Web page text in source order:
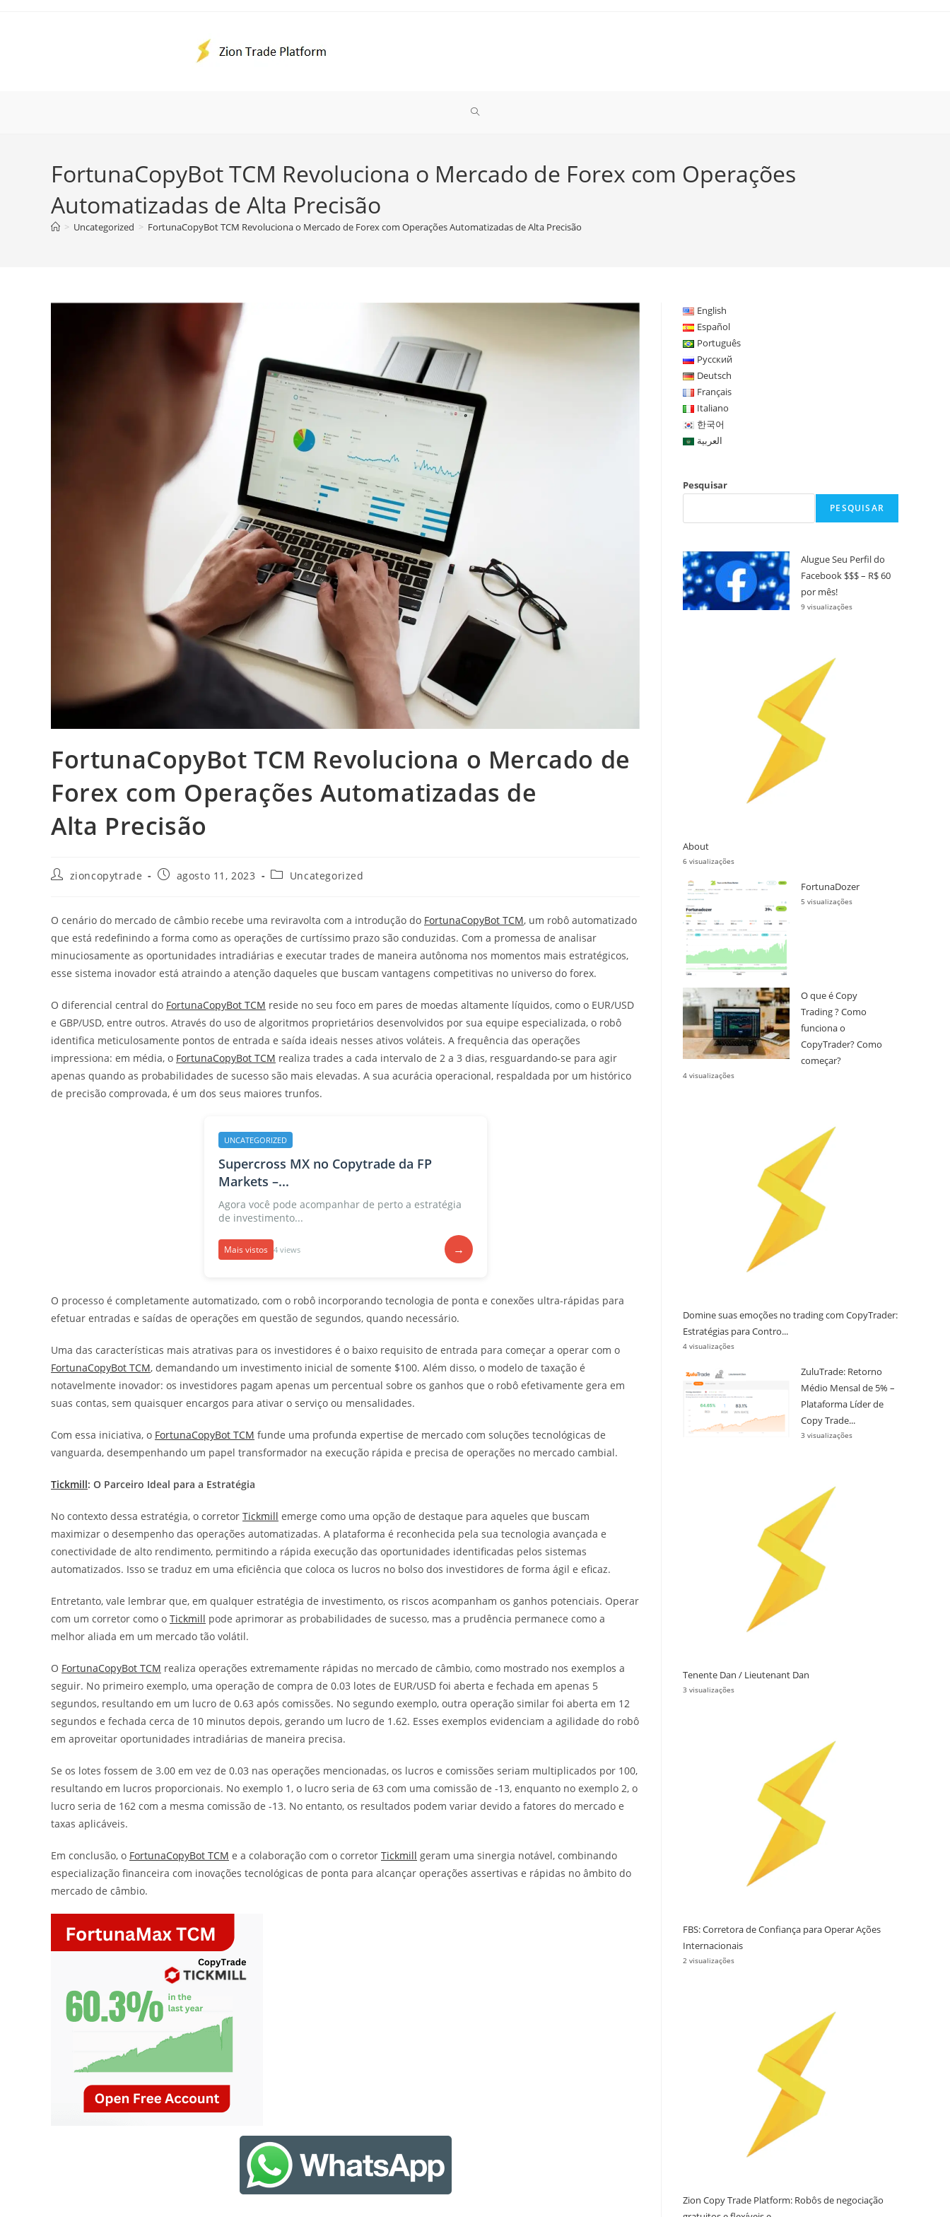
ALTERNAR
FortunaCopyBot TCM Revoluciona o Mercado de Forex com Operações
Automatizadas de Alta Precisão
> Uncategorized > FortunaCopyBot TCM Revoluciona o Mercado de Forex com Operações Automatizadas de Alta Precisão
FortunaCopyBot TCM Revoluciona o Mercado de
Forex com Operações Automatizadas de
Alta Precisão
Autorzioncopytrade
Postagosto 11, 2023
Categoria
Uncategorized
O cenário do mercado de câmbio recebe uma reviravolta com a introdução do FortunaCopyBot TCM, um robô automatizado
que está redefinindo a forma como as operações de curtíssimo prazo são conduzidas. Com a promessa de analisar
minuciosamente as oportunidades intradiárias e executar trades de maneira autônoma nos momentos mais estratégicos,
esse sistema inovador está atraindo a atenção daqueles que buscam vantagens competitivas no universo do forex.
O diferencial central do FortunaCopyBot TCM reside no seu foco em pares de moedas altamente líquidos, como o EUR/USD
e GBP/USD, entre outros. Através do uso de algoritmos proprietários desenvolvidos por sua equipe especializada, o robô
identifica meticulosamente pontos de entrada e saída ideais nesses ativos voláteis. A frequência das operações
impressiona: em média, o FortunaCopyBot TCM realiza trades a cada intervalo de 2 a 3 dias, resguardando-se para agir
apenas quando as probabilidades de sucesso são mais elevadas. A sua acurácia operacional, respaldada por um histórico
de precisão comprovada, é um dos seus maiores trunfos.
UNCATEGORIZED
Supercross MX no Copytrade da FP
Markets –...
Agora você pode acompanhar de perto a estratégia
de investimento...
Mais vistos 4 views →
O processo é completamente automatizado, com o robô incorporando tecnologia de ponta e conexões ultra-rápidas para
efetuar entradas e saídas de operações em questão de segundos, quando necessário.
Uma das características mais atrativas para os investidores é o baixo requisito de entrada para começar a operar com o
FortunaCopyBot TCM, demandando um investimento inicial de somente $100. Além disso, o modelo de taxação é
notavelmente inovador: os investidores pagam apenas um percentual sobre os ganhos que o robô efetivamente gera em
suas contas, sem quaisquer encargos para ativar o serviço ou mensalidades.
Com essa iniciativa, o FortunaCopyBot TCM funde uma profunda expertise de mercado com soluções tecnológicas de
vanguarda, desempenhando um papel transformador na execução rápida e precisa de operações no mercado cambial.
Tickmill: O Parceiro Ideal para a Estratégia
No contexto dessa estratégia, o corretor Tickmill emerge como uma opção de destaque para aqueles que buscam
maximizar o desempenho das operações automatizadas. A plataforma é reconhecida pela sua tecnologia avançada e
conectividade de alto rendimento, permitindo a rápida execução das oportunidades identificadas pelos sistemas
automatizados. Isso se traduz em uma eficiência que coloca os lucros no bolso dos investidores de forma ágil e eficaz.
Entretanto, vale lembrar que, em qualquer estratégia de investimento, os riscos acompanham os ganhos potenciais. Operar
com um corretor como o Tickmill pode aprimorar as probabilidades de sucesso, mas a prudência permanece como a
melhor aliada em um mercado tão volátil.
O FortunaCopyBot TCM realiza operações extremamente rápidas no mercado de câmbio, como mostrado nos exemplos a
seguir. No primeiro exemplo, uma operação de compra de 0.03 lotes de EUR/USD foi aberta e fechada em apenas 5
segundos, resultando em um lucro de 0.63 após comissões. No segundo exemplo, outra operação similar foi aberta em 12
segundos e fechada cerca de 10 minutos depois, gerando um lucro de 1.62. Esses exemplos evidenciam a agilidade do robô
em aproveitar oportunidades intradiárias de maneira precisa.
Se os lotes fossem de 3.00 em vez de 0.03 nas operações mencionadas, os lucros e comissões seriam multiplicados por 100,
resultando em lucros proporcionais. No exemplo 1, o lucro seria de 63 com uma comissão de -13, enquanto no exemplo 2, o
lucro seria de 162 com a mesma comissão de -13. No entanto, os resultados podem variar devido a fatores do mercado e
taxas aplicáveis.
Em conclusão, o FortunaCopyBot TCM e a colaboração com o corretor Tickmill geram uma sinergia notável, combinando
especialização financeira com inovações tecnológicas de ponta para alcançar operações assertivas e rápidas no âmbito do
mercado de câmbio.
English
Español
Português
Русский
Deutsch
Français
Italiano
한국어
العربية
Pesquisar
PESQUISAR
Alugue Seu Perfil do
Facebook $$$ – R$ 60
por mês!
9 visualizações
About
6 visualizações
FortunaDozer
5 visualizações
O que é Copy
Trading ? Como
funciona o
CopyTrader? Como
começar?
4 visualizações
Domine suas emoções no trading com CopyTrader:
Estratégias para Contro...
4 visualizações
ZuluTrade: Retorno
Médio Mensal de 5% –
Plataforma Líder de
Copy Trade...
3 visualizações
Tenente Dan / Lieutenant Dan
3 visualizações
FBS: Corretora de Confiança para Operar Ações
Internacionais
2 visualizações
Zion Copy Trade Platform: Robôs de negociação